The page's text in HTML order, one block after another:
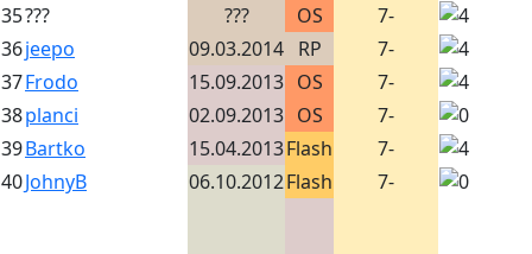
35??? ??? OS
7-
36jeepo 09.03.2014 RP
7-
37Frodo 15.09.2013 OS
7-
38planci 02.09.2013 OS
7-
39Bartko 15.04.2013Flash
7-
40JohnyB 06.10.2012Flash 7-